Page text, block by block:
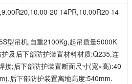
20 14PR,10.00R20 14
型吊机,自重2100Kg,起吊质量5000K
及后下部防护装置材料材质:Q235,连
接;后下部防护装置断面尺寸(宽×高):40
后下部防护装置离地高度:540mm.